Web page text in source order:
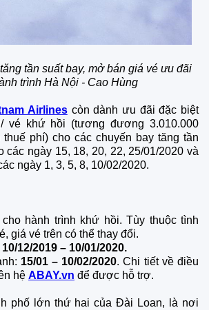
tần suất bay, mở bán giá vé ưu đãi
trình Hà Nội - Cao Hùng
Airlinescòn dành ưu đãi đặc biệt
vé khứ hồi (tương đương 3.010.000
phí) cho các chuyến bay tăng tần
các ngày 15, 18, 20, 22, 25/01/2020 và
ngày 1, 3, 5, 8, 10/02/2020.
hành trình khứ hồi. Tùy thuộc tình
giá vé trên có thể thay đổi.
10/12/2019 – 10/01/2020.
15/01 – 10/02/2020. Chi tiết về điều
hệ ABAY.vn để được hỗ trợ.
phố lớn thứ hai của Đài Loan, là nơi